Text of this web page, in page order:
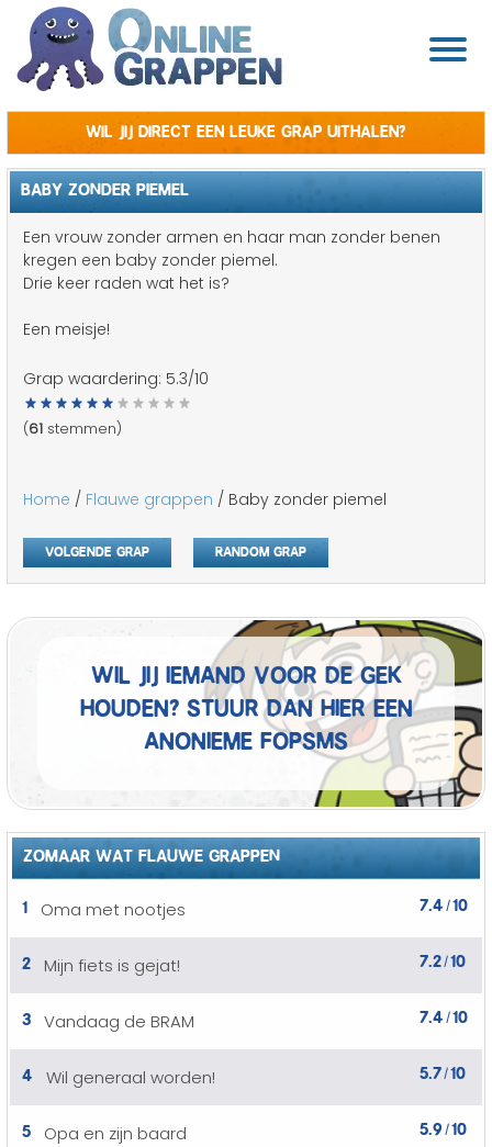
Wil jij direct een leuke grap uithalen?
BABY ZONDER PIEMEL
Een vrouw zonder armen en haar man zonder benen
kregen een baby zonder piemel.
Drie keer raden wat het is?
Een meisje!
Grap waardering: 5.3/10
(61 stemmen)
Home / Flauwe grappen / Baby zonder piemel
Volgende grap Random grap
Wil jij iemand voor de gek
houden? Stuur dan hier een
anonieme fopSMS
ZOMAAR WAT FLAUWE GRAPPEN
1
Oma met nootjes 7.4 /10
2 Mijn fiets is gejat! 7.2/10
3 Vandaag de BRAM 7.4 /10
4 Wil generaal worden! 5.7/10
5 Opa en zijn baard 5.9 /10